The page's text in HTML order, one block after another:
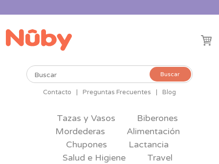
Buscar
Buscar
Contacto Preguntas Frecuentes Blog
Tazas y Vasos
Biberones
Mordederas
Alimentación
Chupones
Lactancia
Salud e Higiene
Travel